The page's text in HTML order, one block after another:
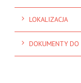
LOKALIZACJA
DOKUMENTY DO